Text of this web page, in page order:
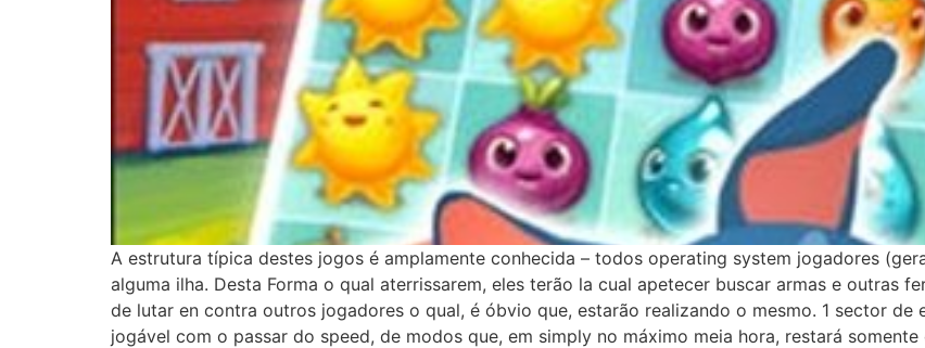
A estrutura típica destes jogos é amplamente conhecida – todos operating system jogadores
alguma ilha. Desta Forma o qual aterrissarem, eles terão la cual apetecer buscar armas e outras
de lutar en contra outros jogadores o qual, é óbvio que, estarão realizando o mesmo. 1 sector de
jogável com o passar do speed, de modos que, em simply no máximo meia hora, restará